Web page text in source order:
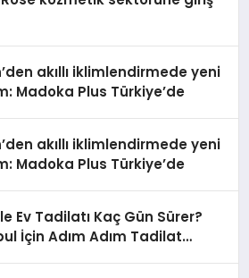
akıllı iklimlendirmede yeni
Madoka Plus Türkiye’de
akıllı iklimlendirmede yeni
Madoka Plus Türkiye’de
Ev Tadilatı Kaç Gün Sürer?
İçin Adım Adım Tadilat